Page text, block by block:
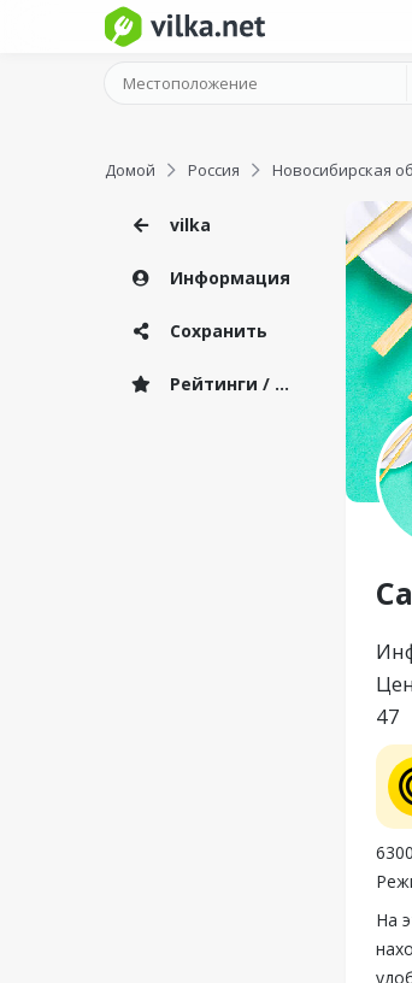
Домой Россия Новосибирская
vilka
Информация
Сохранить
Рейтинги / Отзывы
47
На